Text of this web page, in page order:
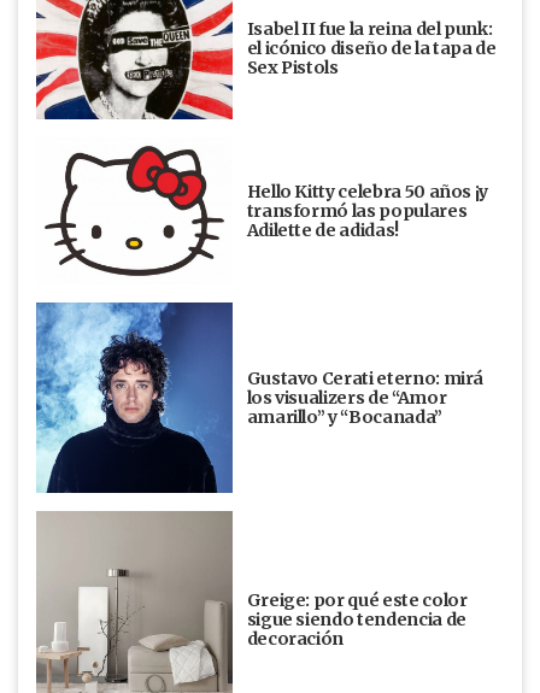
Isabel II fue la reina del punk:
el icónico diseño de la tapa de
Sex Pistols
Hello Kitty celebra 50 años ¡y
transformó las populares
Adilette de adidas!
Gustavo Cerati eterno: mirá
los visualizers de “Amor
amarillo” y “Bocanada”
Greige: por qué este color
sigue siendo tendencia de
decoración